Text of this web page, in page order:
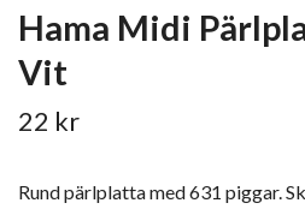
Hama Midi
Vit
22 kr
Rund pärlplatta med 631 piggar.